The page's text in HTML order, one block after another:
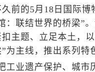
的5月18日国际博
：联结世界的桥梁”
主题、立足本土，
为主线，推出系列特
业遗产保护、城市